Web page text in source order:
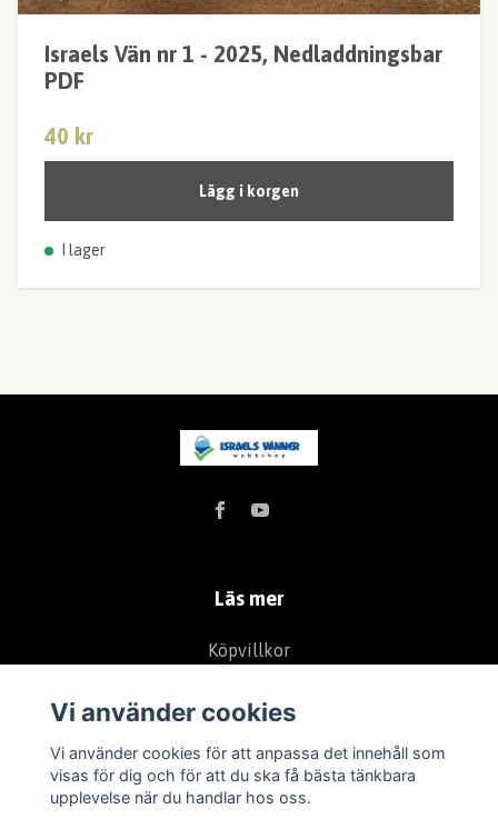
Israels Vän nr 1 - 2025, Nedladdningsbar
PDF
40 kr
Lägg i korgen
I lager
Läs mer
Köpvillkor
Returer
Integritetspolicy (GDPR)
Vi använder cookies
Vi använder cookies för att anpassa det innehåll som
visas för dig och för att du ska få bästa tänkbara
upplevelse när du handlar hos oss.